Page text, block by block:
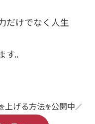
だけでなく人生
。
上げる方法を公開中／